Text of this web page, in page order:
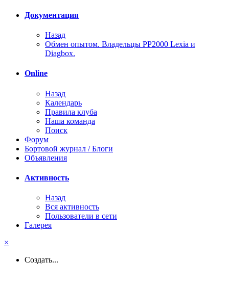
Документация
Назад
Обмен опытом. Владельцы PP2000 Lexia и
Diagbox.
Online
Назад
Календарь
Правила клуба
Наша команда
Поиск
Форум
Бортовой журнал / Блоги
Объявления
Активность
Назад
Вся активность
Пользователи в сети
Галерея
×
Создать...